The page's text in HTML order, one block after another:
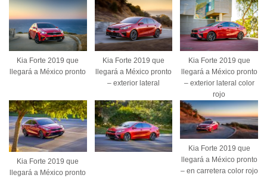
Kia Forte 2019 que
llegará a México pronto
Kia Forte 2019 que
llegará a México pronto
– exterior lateral
Kia Forte 2019 que
llegará a México pronto
– exterior lateral color
rojo
Kia Forte 2019 que
llegará a México pronto
Kia Forte 2019 que
llegará a México pronto
– en carretera color rojo